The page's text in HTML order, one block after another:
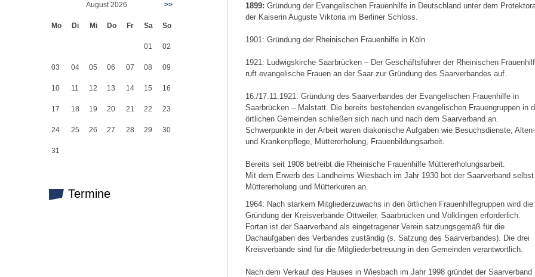
August 2026 >>
Mo Di Mi Do Fr Sa So
01 02
03 04 05 06 07 08 09
10 11 12 13 14 15 16
17 18 19 20 21 22 23
24 25 26 27 28 29 30
31
Termine
1899: Gründung der Evangelischen Frauenhilfe in Deutschland unter dem
der Kaiserin Auguste Viktoria im Berliner Schloss.
1901: Gründung der Rheinischen Frauenhilfe in Köln
1921: Ludwigskirche Saarbrücken – Der Geschäftsführer der Rheinischen
ruft evangelische Frauen an der Saar zur Gründung des Saarverbandes auf.
16./17.11.1921: Gründung des Saarverbandes der Evangelischen Frauenhilfe in
Saarbrücken – Malstatt. Die bereits bestehenden evangelischen Frauengruppen in
örtlichen Gemeinden schließen sich nach und nach dem Saarverband an.
Schwerpunkte in der Arbeit waren diakonische Aufgaben wie Besuchsdienste, Alten-
und Krankenpflege, Müttererholung, Frauenbildungsarbeit.
Bereits seit 1908 betreibt die Rheinische Frauenhilfe Müttererholungsarbeit.
Mit dem Erwerb des Landheims Wiesbach im Jahr 1930 bot der Saarverband selbst
Müttererholung und Mütterkuren an.
1964: Nach starkem Mitgliederzuwachs in den örtlichen Frauenhilfegruppen wird die
Gründung der Kreisverbände Ottweiler, Saarbrücken und Völklingen erforderlich.
Fortan ist der Saarverband als eingetragener Verein satzungsgemäß für die
Dachaufgaben des Verbandes zuständig (s. Satzung des Saarverbandes). Die drei
Kreisverbände sind für die Mitgliederbetreuung in den Gemeinden verantwortlich.
Nach dem Verkauf des Hauses in Wiesbach im Jahr 1998 gründet der Saarverband